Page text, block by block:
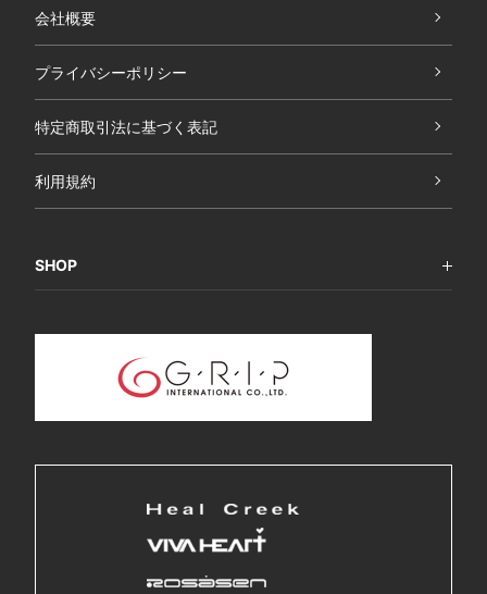
会社概要
プライバシーポリシー
特定商取引法に基づく表記
利用規約
SHOP